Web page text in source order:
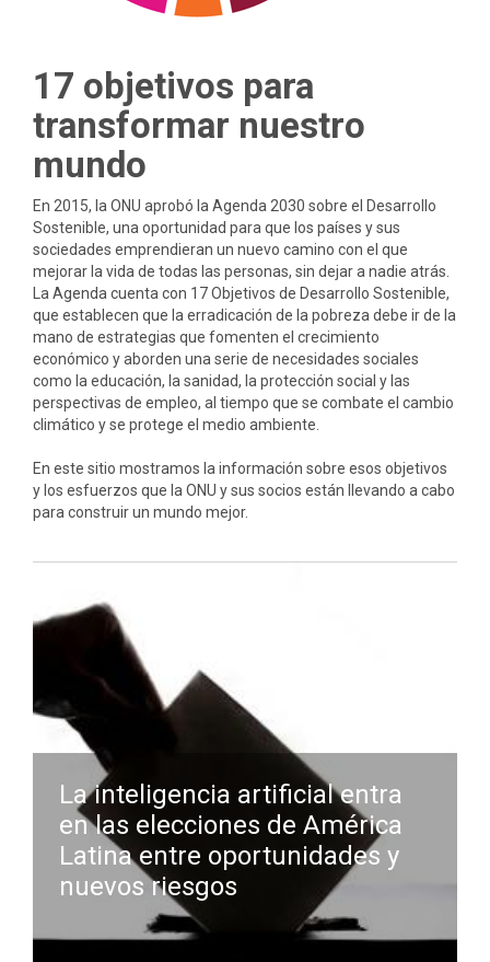
17 objetivos para
transformar nuestro
mundo
En 2015, la ONU aprobó la Agenda 2030 sobre el Desarrollo
Sostenible, una oportunidad para que los países y sus
sociedades emprendieran un nuevo camino con el que
mejorar la vida de todas las personas, sin dejar a nadie atrás.
La Agenda cuenta con 17 Objetivos de Desarrollo Sostenible,
que establecen que la erradicación de la pobreza debe ir de la
mano de estrategias que fomenten el crecimiento
económico y aborden una serie de necesidades sociales
como la educación, la sanidad, la protección social y las
perspectivas de empleo, al tiempo que se combate el cambio
climático y se protege el medio ambiente.
En este sitio mostramos la información sobre esos objetivos
y los esfuerzos que la ONU y sus socios están llevando a cabo
para construir un mundo mejor.
La inteligencia artificial entra
en las elecciones de América
Latina entre oportunidades y
nuevos riesgos